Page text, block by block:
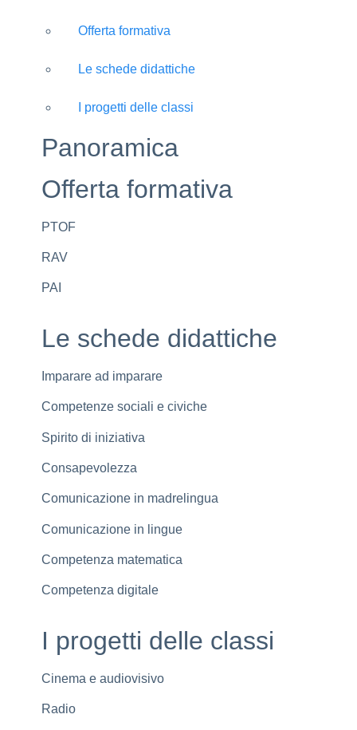
Offerta formativa
Le schede didattiche
I progetti delle classi
Panoramica
Offerta formativa
PTOF
RAV
PAI
Le schede didattiche
Imparare ad imparare
Competenze sociali e civiche
Spirito di iniziativa
Consapevolezza
Comunicazione in madrelingua
Comunicazione in lingue
Competenza matematica
Competenza digitale
I progetti delle classi
Cinema e audiovisivo
Radio